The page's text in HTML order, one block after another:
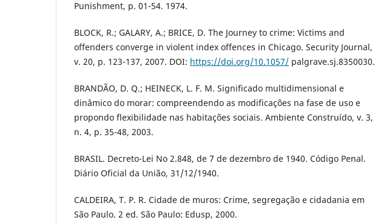
Punishment, p. 01-54. 1974.
BLOCK, R.; GALARY, A.; BRICE, D. The Journey to crime: Victims and
offenders converge in violent index offences in Chicago. Security Journal,
v. 20, p. 123-137, 2007. DOI: https://doi.org/10.1057/ palgrave.sj.8350030.
BRANDÃO, D. Q.; HEINECK, L. F. M. Significado multidimensional e
dinâmico do morar: compreendendo as modificações na fase de uso e
propondo flexibilidade nas habitações sociais. Ambiente Construído, v. 3,
n. 4, p. 35-48, 2003.
BRASIL. Decreto-Lei No 2.848, de 7 de dezembro de 1940. Código Penal.
Diário Oficial da União, 31/12/1940.
CALDEIRA, T. P. R. Cidade de muros: Crime, segregação e cidadania em
São Paulo. 2 ed. São Paulo: Edusp, 2000.